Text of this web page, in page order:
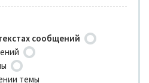
сообщений
темы